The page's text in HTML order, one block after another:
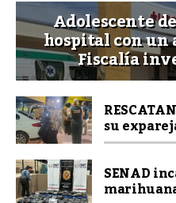
Adolescente
hospital con un
Fiscalía
su
SENAD